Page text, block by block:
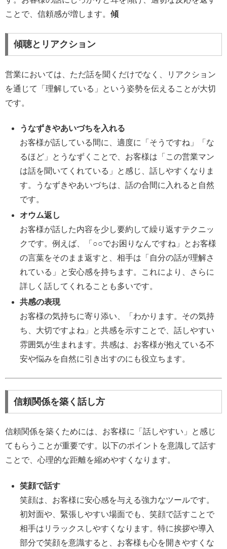
ことで、信頼感が増します。 傾
傾聴とリアクション
営業においては、ただ話を聞くだけでなく、リアクション
を通じて「理解している」という姿勢を伝えることが大切
です。
うなずきやあいづちを入れる
お客様が話している間に、適度に「そうですね」「な
るほど」とうなずくことで、お客様は「この営業マン
は話を聞いてくれている」と感じ、話しやすくなりま
す。うなずきやあいづちは、話の合間に入れると自然
です。
オウム返し
お客様が話した内容を少し要約して繰り返すテクニッ
クです。例えば、「○○でお困りなんですね」とお客様
の言葉をそのまま返すと、相手は「自分の話が理解さ
れている」と安心感を持ちます。これにより、さらに
詳しく話してくれることも多いです。
共感の表現
お客様の気持ちに寄り添い、「わかります。その気持
ち、大切ですよね」と共感を示すことで、話しやすい
雰囲気が生まれます。共感は、お客様が抱えている不
安や悩みを自然に引き出すのにも役立ちます。
信頼関係を築く話し方
信頼関係を築くためには、お客様に「話しやすい」と感じ
てもらうことが重要です。以下のポイントを意識して話す
ことで、心理的な距離を縮めやすくなります。
笑顔で話す
笑顔は、お客様に安心感を与える強力なツールです。
初対面や、緊張しやすい場面でも、笑顔で話すことで
相手はリラックスしやすくなります。特に挨拶や導入
部分で笑顔を意識すると、お客様も心を開きやすくな